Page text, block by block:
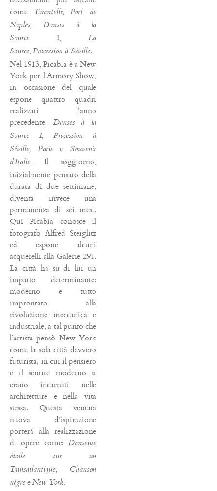
come Tarantelle, Port de
Naples, Danses à la
Source I, La
Source, Procession à Séville.
Nel 1913, Picabia è a New
York per l’Armory Show,
in occasione del quale
espone quattro quadri
realizzati l’anno
precedente: Danses à la
Source I, Procession à
Séville, PariseSouvenir
d’Italie. Il soggiorno,
inizialmente pensato della
durata di due settimane,
diventa invece una
permanenza di sei mesi.
Qui Picabia conosce il
fotografo Alfred Steiglitz
ed espone alcuni
acquerelli alla Galerie 291.
La città ha su di lui un
impatto determinante:
moderno e tutto
improntato alla
rivoluzione meccanica e
industriale, a tal punto che
l’artista pensò New York
come la sola città davvero
futurista, in cui il pensiero
e il sentire moderno si
erano incarnati nelle
architetture e nella vita
stessa. Questa ventata
nuova d’ispirazione
porterà alla realizzazione
di opere come: Danseuse
étoile sur un
Transatlantique, Chanson
nègreeNew York.